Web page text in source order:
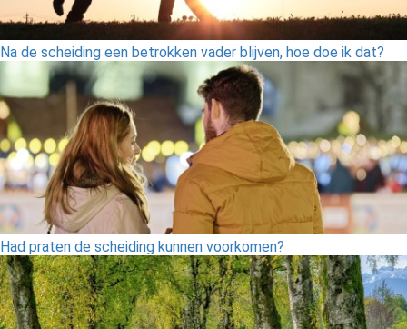
Na de scheiding een betrokken vader blijven, hoe doe ik dat?
Had praten de scheiding kunnen voorkomen?